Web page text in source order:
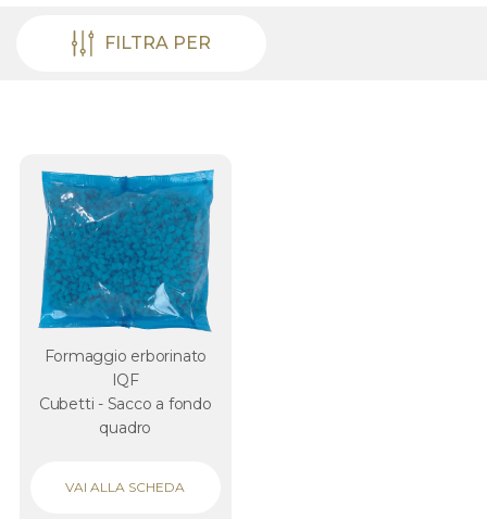
FILTRA PER
Formaggio erborinato
IQF
Cubetti - Sacco a fondo
quadro
VAI ALLA SCHEDA